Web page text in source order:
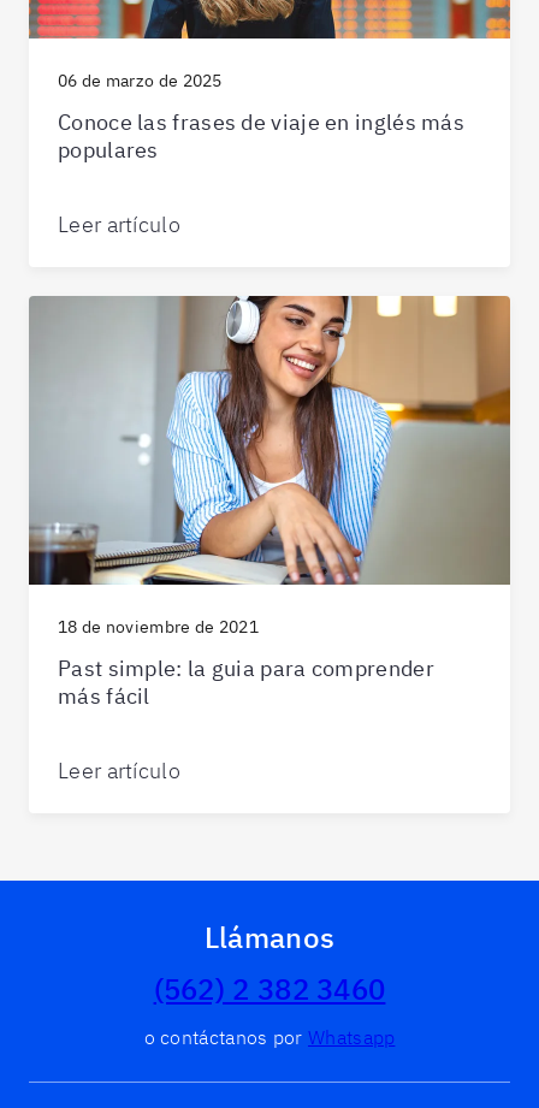
06 de marzo de 2025
Conoce las frases de viaje en inglés más
populares
Leer artículo
18 de noviembre de 2021
Past simple: la guia para comprender
más fácil
Leer artículo
Llámanos
(562) 2 382 3460
o contáctanos por Whatsapp